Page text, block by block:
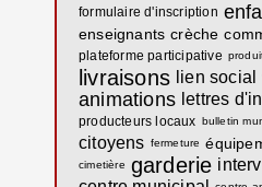
formulaire d'inscription
enseignants crèche
plateforme participative
livraisons lien social
animations lettres
producteurs locaux bulletin
citoyens fermeture
cimetière garderie